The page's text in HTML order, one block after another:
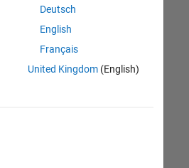
Deutsch
English
Français
United Kingdom(English)